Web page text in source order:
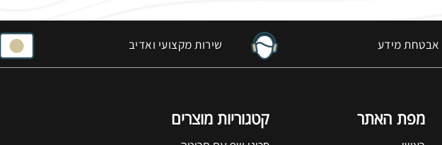
שירות מקצועי ואדיב
קטגוריות מוצרים מפת האתר